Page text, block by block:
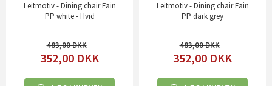
Leitmotiv - Dining chair Fain
PP white - Hvid
483,00
352,00 DKK
Leitmotiv - Dining chair Fain
PP dark grey
483,00
352,00 DKK